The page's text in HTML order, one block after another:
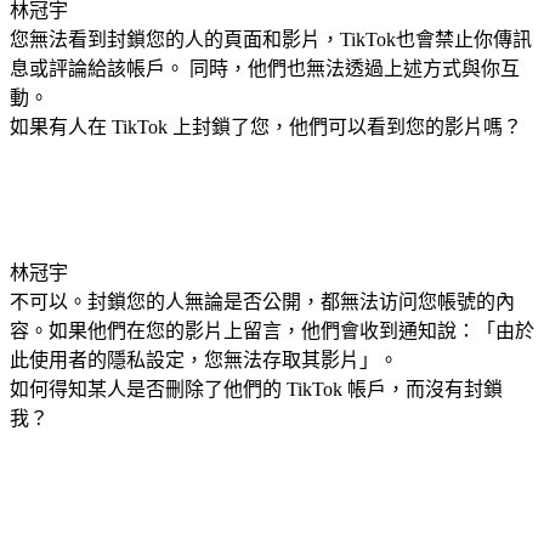
林冠宇
您無法看到封鎖您的人的頁面和影片，TikTok也會禁止你傳訊
息或評論給該帳戶。 同時，他們也無法透過上述方式與你互
動。
如果有人在 TikTok 上封鎖了您，他們可以看到您的影片嗎？
林冠宇
不可以。封鎖您的人無論是否公開，都無法访问您帳號的內
容。如果他們在您的影片上留言，他們會收到通知說：「由於
此使用者的隱私設定，您無法存取其影片」。
如何得知某人是否刪除了他們的 TikTok 帳戶，而沒有封鎖
我？